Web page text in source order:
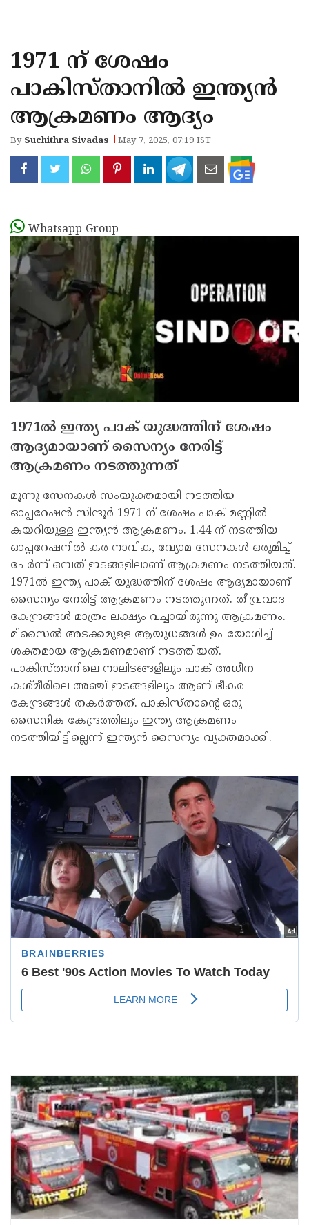
KANNUR
KASARAGOD
1971 ന് ശേഷം
പാകിസ്താനില്‍ ഇന്ത്യന്‍
ആക്രമണം ആദ്യം
By Suchithra Sivadas May 7, 2025, 07:19 IST
Whatsapp Group
1971ല്‍ ഇന്ത്യ പാക് യുദ്ധത്തിന് ശേഷം
ആദ്യമായാണ് സൈന്യം നേരിട്ട്
ആക്രമണം നടത്തുന്നത്
മൂന്നു സേനകള്‍ സംയുക്തമായി നടത്തിയ
ഓപ്പറേഷന്‍ സിന്ദൂര്‍ 1971 ന് ശേഷം പാക് മണ്ണില്‍
കയറിയുള്ള ഇന്ത്യന്‍ ആക്രമണം. 1.44 ന് നടത്തിയ
ഓപ്പറേഷനില്‍ കര നാവിക, വ്യോമ സേനകള്‍ ഒരുമിച്ച്
ചേര്‍ന്ന് ഒമ്പത് ഇടങ്ങളിലാണ് ആക്രമണം നടത്തിയത്.
1971ല്‍ ഇന്ത്യ പാക് യുദ്ധത്തിന് ശേഷം ആദ്യമായാണ്
സൈന്യം നേരിട്ട് ആക്രമണം നടത്തുന്നത്. തീവ്രവാദ
കേന്ദ്രങ്ങള്‍ മാത്രം ലക്ഷ്യം വച്ചായിരുന്നു ആക്രമണം.
മിസൈല്‍ അടക്കമുള്ള ആയുധങ്ങള്‍ ഉപയോഗിച്ച്
ശക്തമായ ആക്രമണമാണ് നടത്തിയത്.
പാകിസ്താനിലെ നാലിടങ്ങളിലും പാക് അധീന
കശ്മീരിലെ അഞ്ച് ഇടങ്ങളിലും ആണ് ഭീകര
കേന്ദ്രങ്ങള്‍ തകര്‍ത്തത്. പാകിസ്താന്റെ ഒരു
സൈനിക കേന്ദ്രത്തിലും ഇന്ത്യ ആക്രമണം
നടത്തിയിട്ടില്ലെന്ന് ഇന്ത്യന്‍ സൈന്യം വ്യക്തമാക്കി.